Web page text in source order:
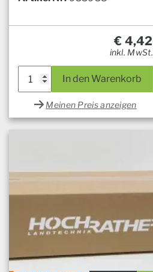
€ 4,42
inkl. MwSt.
In den Warenkorb
Meinen Preis anzeigen